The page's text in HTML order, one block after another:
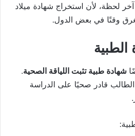
لحظة، لأن استخراج شهادة ميلاد
وقتًا في بعض الدول.
شهادة طبية تثبت اللياقة الصحية.
قادر صحيًا على الدراسة